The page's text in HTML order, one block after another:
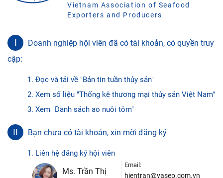
Vietnam Association of Seafood
Exporters and Producers
I
Doanh nghiệp hội viên đã có tài khoản, có quyền truy
cập:
1. Đọc và tải về "Bản tin tuần thủy sản"
2. Xem số liệu "Thống kê thương mại thủy sản Việt Nam"
3. Xem "Danh sách ao nuôi tôm"
II Bạn chưa có tài khoản, xin mời đăng ký
1. Liên hệ đăng ký hội viên
Ms. Trần Thị
Email:
hientran@vasep.com.vn